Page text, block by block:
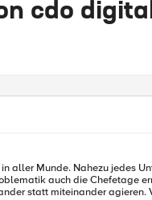
cdo
aller Munde. Nahezu jedes
statt miteinander